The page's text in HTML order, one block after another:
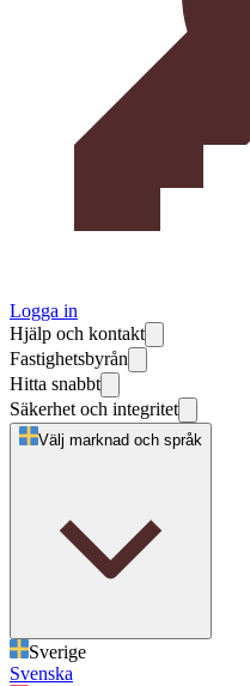
Logga in
Hjälp och kontakt
Fastighetsbyrån
Hitta snabbt
Säkerhet och integritet
Välj marknad och språk
Sverige
Svenska